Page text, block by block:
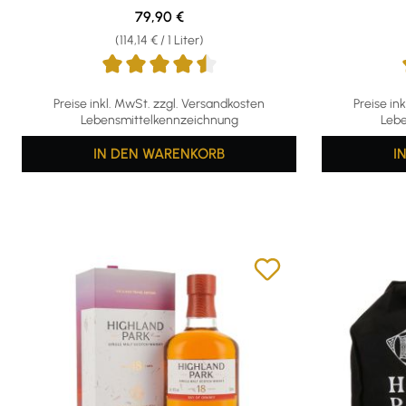
Preise inkl. MwSt. zzgl. Versandkosten
Lebensmittelkennzeichnung
(114,14 € / 1 Liter)
Regulärer Preis:
79,90 €
IN DEN WARENKORB
Preise